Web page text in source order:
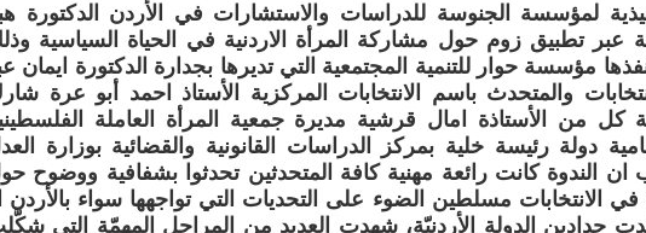
لمؤسسة الجنوسة للدراسات والاستشارات في الأردن الدكتورة
عبر تطبيق زوم حول مشاركة المرأة الاردنية في الحياة السياسية
مؤسسة حوار للتنمية المجتمعية التي تديرها بجدارة الدكتورة ايمان
والمتحدث باسم الانتخابات المركزية الأستاذ احمد أبو عرة
كل من الأستاذة امال قرشية مديرة جمعية المرأة العاملة
دولة رئيسة خلية بمركز الدراسات القانونية والقضائية بوزارة
ان الندوة كانت رائعة مهنية كافة المتحدثين تحدثوا بشفافية ووضوح
الانتخابات مسلطين الضوء على التحديات التي تواجهها سواء بالأردن
حدادبن الدولة الأردنيّة، شهدت العديد من المراحل المهمّة التي